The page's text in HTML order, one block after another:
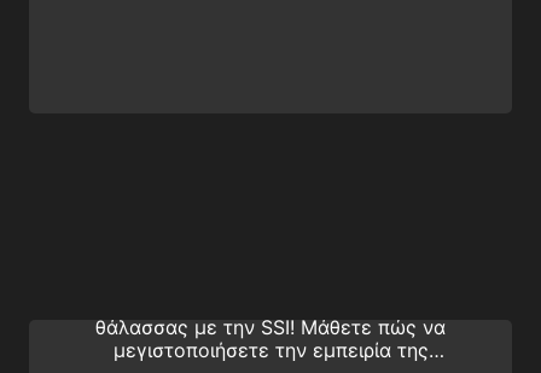
θάλασσας με την SSI! Μάθετε πώς να
μεγιστοποιήσετε την εμπειρία της